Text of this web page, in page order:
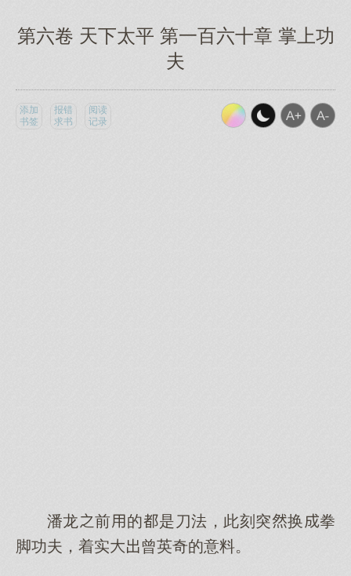
第六卷 天下太平 第一百六十章 掌上功
夫
添加
书签
报错
求书
阅读
记录
潘龙前的是刀法，此刻突换拳
脚功夫，着实曾英奇的意料。